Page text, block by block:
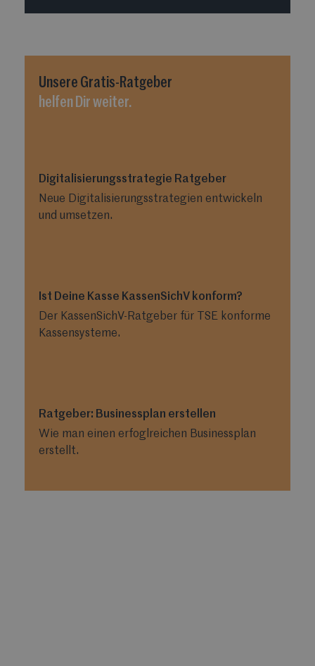
Unsere Gratis-Ratgeber
helfen Dir weiter.
Digitalisierungsstrategie Ratgeber
Neue Digitalisierungsstrategien entwickeln
und umsetzen.
Ist Deine Kasse KassenSichV konform?
Der KassenSichV-Ratgeber für TSE konforme
Kassensysteme.
Ratgeber: Businessplan erstellen
Wie man einen erfoglreichen Businessplan
erstellt.